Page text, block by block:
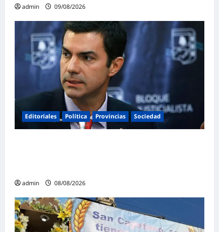
admin 09/08/2026
Editoriales Política Provincias Sociedad
admin 08/08/2026